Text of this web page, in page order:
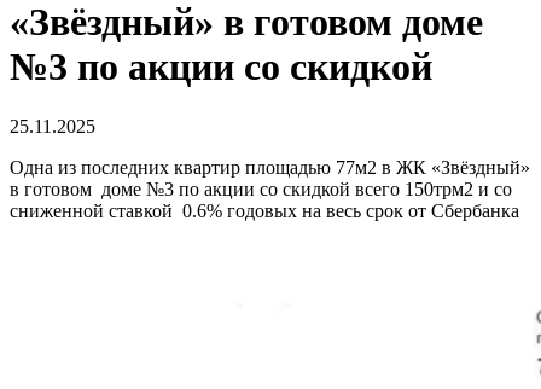
«Звёздный» в готовом доме
№3 по акции со скидкой
25.11.2025
Одна из последних квартир площадью 77м2 в ЖК «Звёздный»
в готовом доме №3 по акции со скидкой всего 150трм2 и со
сниженной ставкой 0.6% годовых на весь срок от Сбербанка